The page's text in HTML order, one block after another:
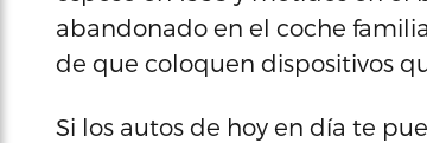
abandonado en el coche
de que coloquen dispositivos
Si los autos de hoy en día te